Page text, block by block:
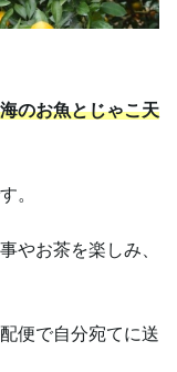
のお魚とじゃこ天
。
やお茶を楽しみ、
便で自分宛てに送